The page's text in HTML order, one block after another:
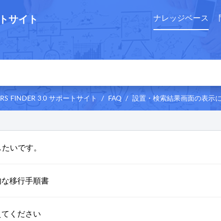
サイト ナレッジベース
FINDER 3.0 サポートサイト FAQ 設置・検索結果画面の表示
いです。
移行手順書
ください